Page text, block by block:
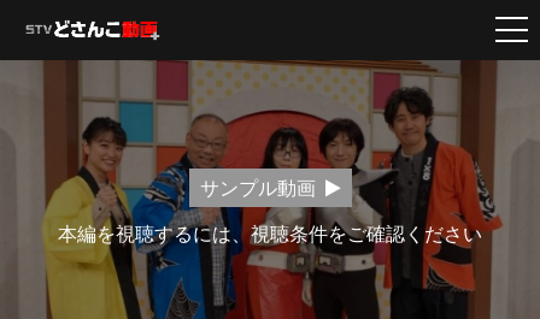
サンプル動画
本編を視聴するには、視聴条件をご確認ください